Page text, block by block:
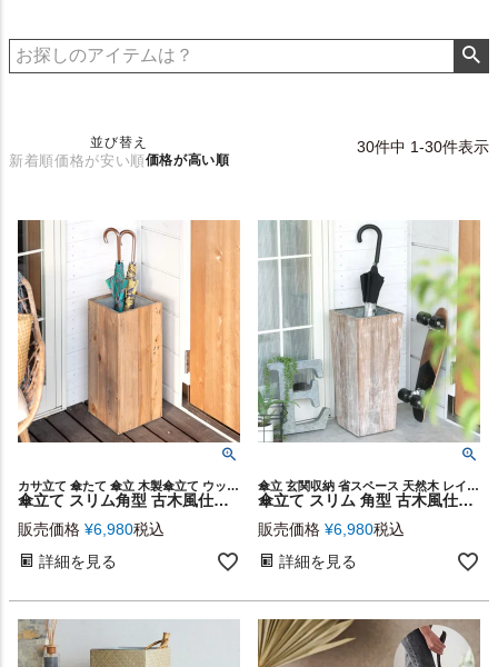
並び替え
新着順価格が安い順価格が高い順
30件中 1-30件表示
カサ立て 傘たて 傘立 木製傘立て ウッド傘立て 玄関 玄関収納 掃除用具収納 結婚祝い 新築祝い 1人暮らし天然木 レインラック ヴィンテージ インダストリアル ブルックリン シンプル
傘立て スリム角型 古木風仕上げ 木製 幅24.5cm Botanique ボタニーク カサ立て 傘たて 玄関 傘立て アンブレラスタンド アンブレラホルダー アンティーク風 店舗用 業務用 北欧 ナチュラル おしゃれ 西海岸 モダン ギフト プレゼント 新生活 [q-51]
販売価格 ¥6,980税込
詳細を見る
傘立 玄関収納 省スペース 天然木 レインラック
傘立て スリム 角型 古木風仕上げ 木製 ホワイトウォッシュ W 約 24.5cm D 約 24.5cm H 約 55cm [51257-wh]【 カサ立て 傘たて アンブレラスタンド アンブレラホルダー アンティーク風 リサイクルウッド 店舗用 業務用 北欧 ナチュラル おしゃれ ビーチ 西海岸 】
販売価格 ¥6,980税込
詳細を見る